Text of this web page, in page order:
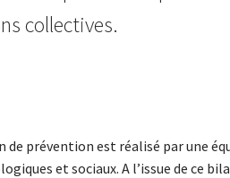
collectives.
de prévention est réalisé par une
et sociaux.A l’issue de ce